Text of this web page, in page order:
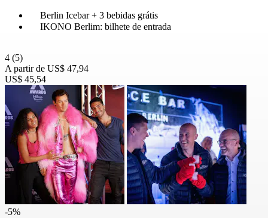
Berlin Icebar + 3 bebidas grátis
IKONO Berlim: bilhete de entrada
4 (5)
A partir de US$ 47,94
US$ 45,54
-5%